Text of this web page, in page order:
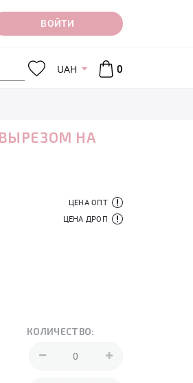
ВОЙТИ
UAH 0
НА
ЦЕНА ОПТ
ЦЕНА ДРОП
КОЛИЧЕСТВО: